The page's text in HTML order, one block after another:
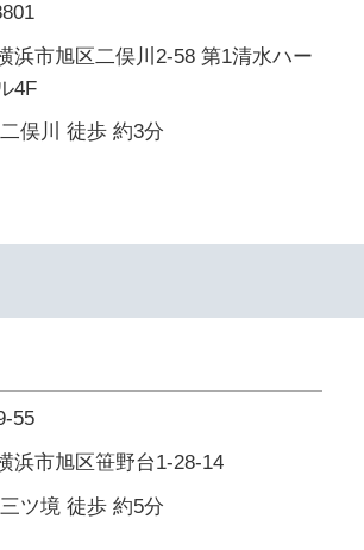
浜市旭区二俣川2-58 第1清水ハー
4F
俣川 徒歩 約3分
55
浜市旭区笹野台1-28-14
ツ境 徒歩 約5分